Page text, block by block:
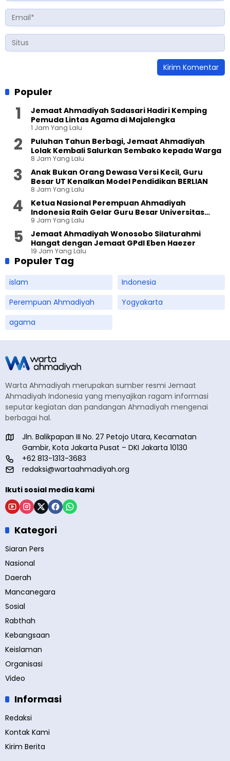
Populer
Jemaat Ahmadiyah Sadasari Hadiri Kemping
Pemuda Lintas Agama di Majalengka
1 Jam Yang Lalu
Puluhan Tahun Berbagi, Jemaat Ahmadiyah
Lolak Kembali Salurkan Sembako kepada Warga
8 Jam Yang Lalu
Anak Bukan Orang Dewasa Versi Kecil, Guru
Besar UT Kenalkan Model Pendidikan BERLIAN
8 Jam Yang Lalu
Ketua Nasional Perempuan Ahmadiyah
Indonesia Raih Gelar Guru Besar Universitas
Terbuka
9 Jam Yang Lalu
Jemaat Ahmadiyah Wonosobo Silaturahmi
Hangat dengan Jemaat GPdI Eben Haezer
19 Jam Yang Lalu
Populer Tag
islam
Indonesia
Perempuan Ahmadiyah
Yogyakarta
agama
Warta Ahmadiyah merupakan sumber resmi Jemaat
Ahmadiyah Indonesia yang menyajikan ragam informasi
seputar kegiatan dan pandangan Ahmadiyah mengenai
berbagai hal.
Jln. Balikpapan III No. 27 Petojo Utara, Kecamatan
Gambir, Kota Jakarta Pusat – DKI Jakarta 10130
+62 813-1313-3683
redaksi@wartaahmadiyah.org
Ikuti sosial media kami
Kategori
Siaran Pers
Nasional
Daerah
Mancanegara
Sosial
Rabthah
Kebangsaan
Keislaman
Organisasi
Video
Informasi
Redaksi
Kontak Kami
Kirim Berita